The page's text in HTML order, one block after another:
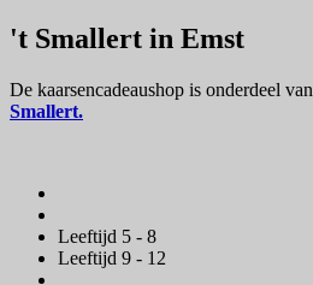
't Smallert in Emst
De kaarsencadeaushop is onderdeel van
Smallert.
Leeftijd 5 - 8
Leeftijd 9 - 12